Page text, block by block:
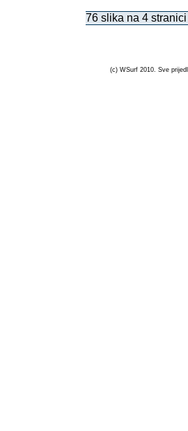
76 slika na 4 stranici
(c) WSurf 2010. Sve